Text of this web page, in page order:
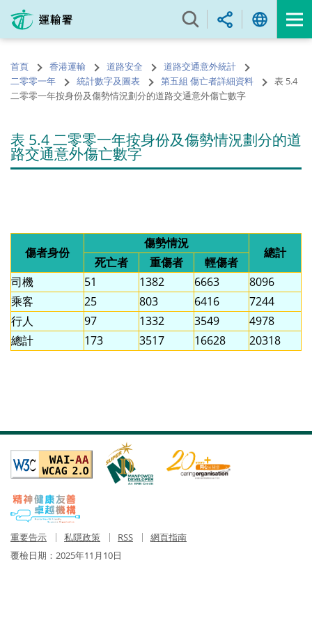
內
的
開
始
首頁 香港運輸 道路安全
道路交通意外統計
二零零一年
統計數字及圖表 第五組 傷亡者詳細資料
表 5.4
二零零一年按身份及傷勢情況劃分的道路交通意外傷亡數字
表 5.4 二零零一年按身份及傷勢情況劃分的道
路交通意外傷亡數字
傷者身份
傷勢情況
總計
死亡者 重傷者
輕傷者
司機
51 1382 6663
8096
乘客
25 803 6416
7244
行人
97 1332 3549
4978
總計
173 3517 16628 20318
重要告示 私隱政策 RSS
網頁指南
覆檢日期： 2025年11月10日